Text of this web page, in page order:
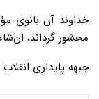
خداوند آن بانوی
محشور گرداند،
جبهه پایداری